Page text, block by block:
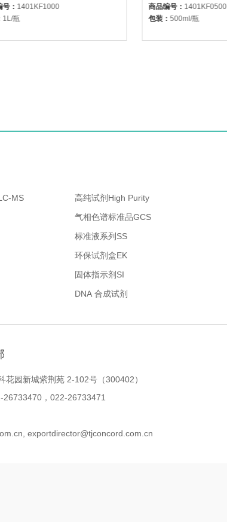
： 1401KF1000
1L/瓶
商品编号： 1401KF0500
包装：500ml/瓶
MS
高纯试剂High Purity
气相色谱标准品GCS
标准液系列SS
环保试剂盒EK
固体指示剂SI
DNA 合成试剂
花园新城紫荆苑 2-102号（300402）
，022-26733471
exportdirector@tjconcord.com.cn